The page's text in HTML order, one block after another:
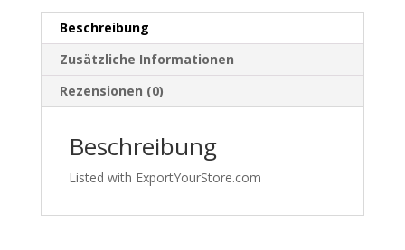
–
Größe
|449
Menge
Beschreibung
Zusätzliche Informationen
Rezensionen (0)
Beschreibung
Listed with ExportYourStore.com